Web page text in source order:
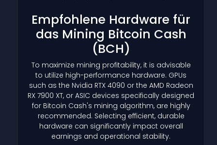
Empfohlene Hardware für
das Mining Bitcoin Cash
(BCH)
To maximize mining profitability, it is advisable
to utilize high-performance hardware. GPUs
such as the Nvidia RTX 4090 or the AMD Radeon
RX 7900 XT, or ASIC devices specifically designed
for Bitcoin Cash's mining algorithm, are highly
recommended. Selecting efficient, durable
hardware can significantly impact overall
earnings and operational stability.